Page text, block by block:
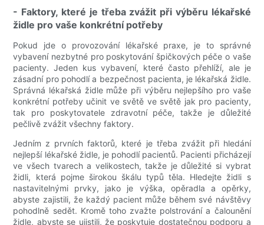
- Faktory, které je třeba zvážit při výběru lékařské
židle pro vaše konkrétní potřeby
Pokud jde o provozování lékařské praxe, je to správné
vybavení nezbytné pro poskytování špičkových péče o vaše
pacienty. Jeden kus vybavení, které často přehlíží, ale je
zásadní pro pohodlí a bezpečnost pacienta, je lékařská židle.
Správná lékařská židle může při výběru nejlepšího pro vaše
konkrétní potřeby učinit ve světě ve světě jak pro pacienty,
tak pro poskytovatele zdravotní péče, takže je důležité
pečlivě zvážit všechny faktory.
Jedním z prvních faktorů, které je třeba zvážit při hledání
nejlepší lékařské židle, je pohodlí pacientů. Pacienti přicházejí
ve všech tvarech a velikostech, takže je důležité si vybrat
židli, která pojme širokou škálu typů těla. Hledejte židli s
nastavitelnými prvky, jako je výška, opěradla a opěrky,
abyste zajistili, že každý pacient může během své návštěvy
pohodlně sedět. Kromě toho zvažte polstrování a čalounění
židle, abyste se ujistili, že poskytuje dostatečnou podporu a